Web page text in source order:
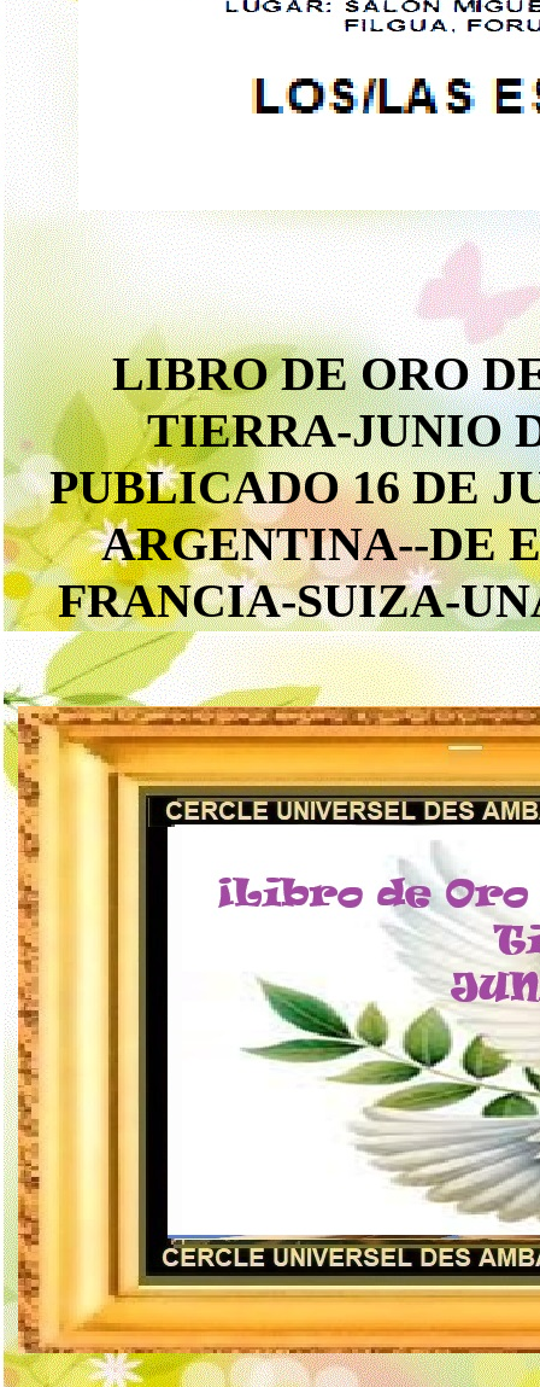
LIBRO DE ORO
TIERRA-JUNIO
PUBLICADO 16 DE
ARGENTINA--DE
FRANCIA-SUIZA-